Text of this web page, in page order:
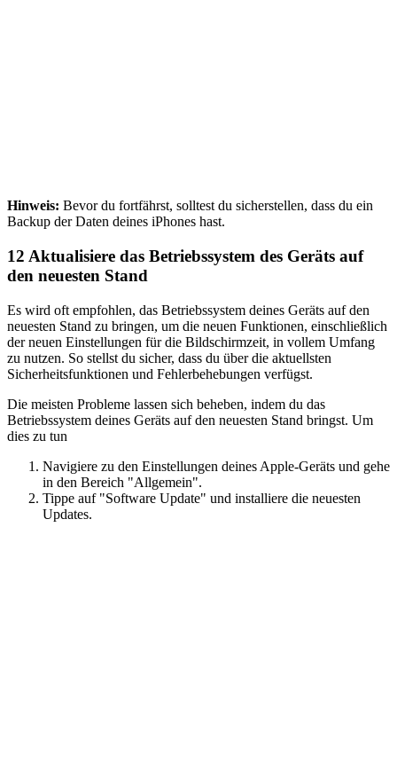
Hinweis: Bevor du fortfährst, solltest du sicherstellen, dass du ein
Backup der Daten deines iPhones hast.
12 Aktualisiere das Betriebssystem des Geräts auf
den neuesten Stand
Es wird oft empfohlen, das Betriebssystem deines Geräts auf den
neuesten Stand zu bringen, um die neuen Funktionen, einschließlich
der neuen Einstellungen für die Bildschirmzeit, in vollem Umfang
zu nutzen. So stellst du sicher, dass du über die aktuellsten
Sicherheitsfunktionen und Fehlerbehebungen verfügst.
Die meisten Probleme lassen sich beheben, indem du das
Betriebssystem deines Geräts auf den neuesten Stand bringst. Um
dies zu tun
Navigiere zu den Einstellungen deines Apple-Geräts und gehe
in den Bereich "Allgemein".
Tippe auf "Software Update" und installiere die neuesten
Updates.